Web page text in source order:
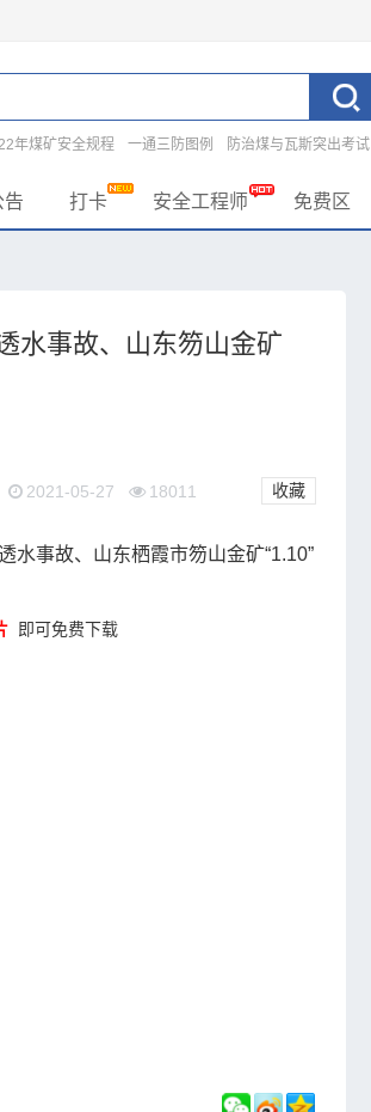
年煤矿安全规程 一通三防图例
防治煤与瓦斯突出考试
告 打卡 安全工程师 免费区
水事故、山东笏山金矿
2021-05-27 18011 收藏
水事故、山东栖霞市笏山金矿“1.10”
即可免费下载